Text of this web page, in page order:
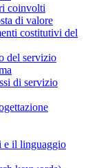
coinvolti
di valore
costitutivi del
del servizio
di servizio
e il linguaggio